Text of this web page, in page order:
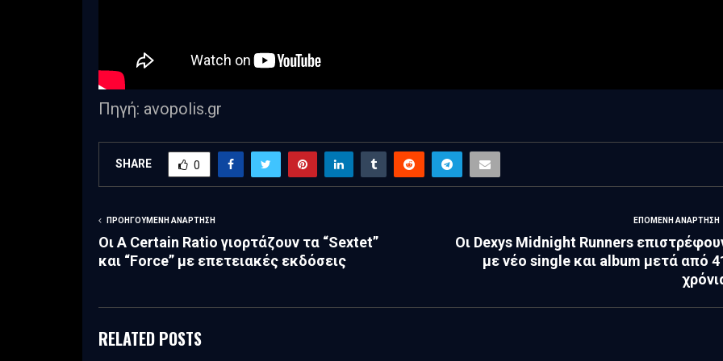
Πηγή: avopolis.gr
SHARE 0
ΠΡΟΗΓΟΎΜΕΝΗ ΑΝΆΡΤΗΣΗ
Οι A Certain Ratio γιορτάζουν τα “Sextet”
και “Force” με επετειακές εκδόσεις
ΕΠΌΜΕΝΗ ΑΝΆΡΤΗΣΗ
Οι Dexys Midnight Runners
με νέο single και album μετά από
RELATED POSTS